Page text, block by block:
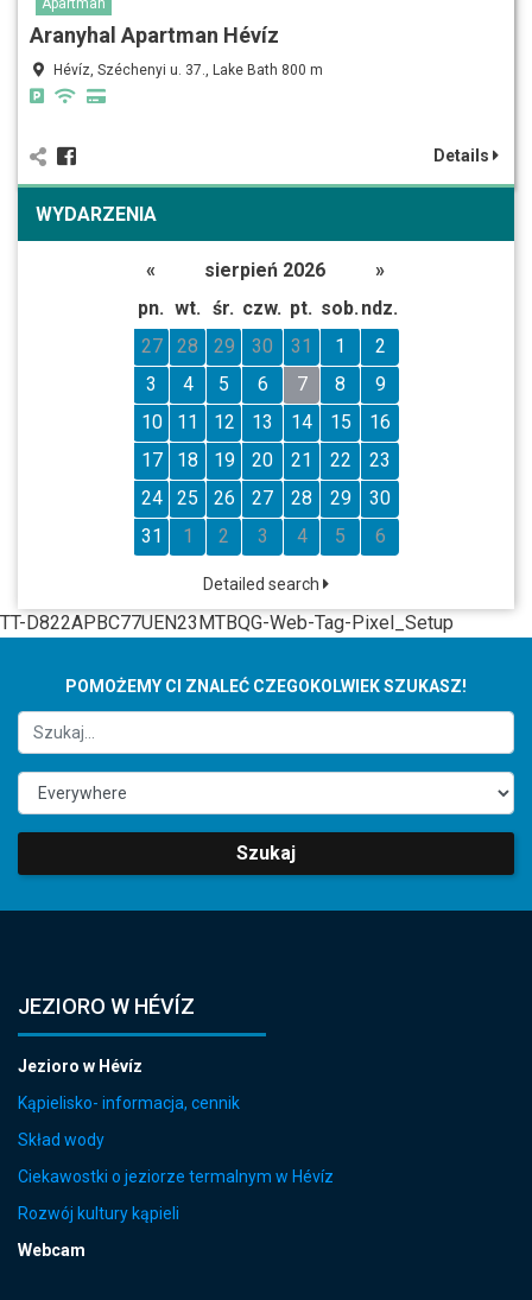
Apartman
Aranyhal Apartman Hévíz
Hévíz, Széchenyi u. 37., Lake Bath 800 m
Details
WYDARZENIA
« sierpień 2026
»
pn. wt. śr. czw. pt. sob. ndz.
27
28 29 30 31 1
2
3
4 5 6 7 8
9
10
11 12 13 14 15
16
17
18 19 20 21 22
23
24
25 26 27 28 29
30
31
1 2 3 4 5 6
Detailed search
TT-D822APBC77UEN23MTBQG-Web-Tag-Pixel_Setup
POMOŻEMY CI ZNALEĆ CZEGOKOLWIEK SZUKASZ!
Szukaj
JEZIORO W HÉVÍZ
Jezioro w Hévíz
Kąpielisko- informacja, cennik
Skład wody
Ciekawostki o jeziorze termalnym w Hévíz
Rozwój kultury kąpieli
Webcam